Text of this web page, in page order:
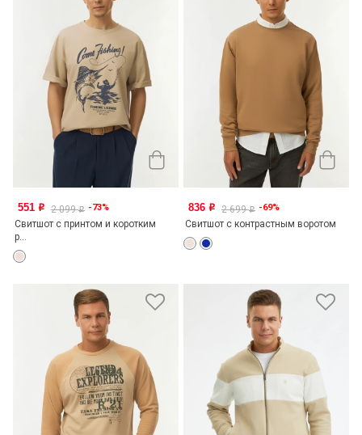
551 o 2 099o -73%
Свитшот с принтом и коротким
р...
836 o 2 699o -69%
Свитшот с контрастным воротом